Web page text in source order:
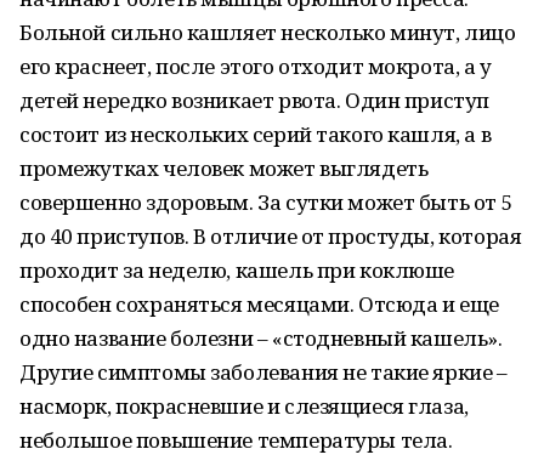
Больной сильно кашляет несколько минут, лицо
его краснеет, после этого отходит мокрота, а у
детей нередко возникает рвота. Один приступ
состоит из нескольких серий такого кашля, а в
промежутках человек может выглядеть
совершенно здоровым. За сутки может быть от 5
до 40 приступов. В отличие от простуды, которая
проходит за неделю, кашель при коклюше
способен сохраняться месяцами. Отсюда и еще
одно название болезни – «стодневный кашель».
Другие симптомы заболевания не такие яркие –
насморк, покрасневшие и слезящиеся глаза,
небольшое повышение температуры тела.